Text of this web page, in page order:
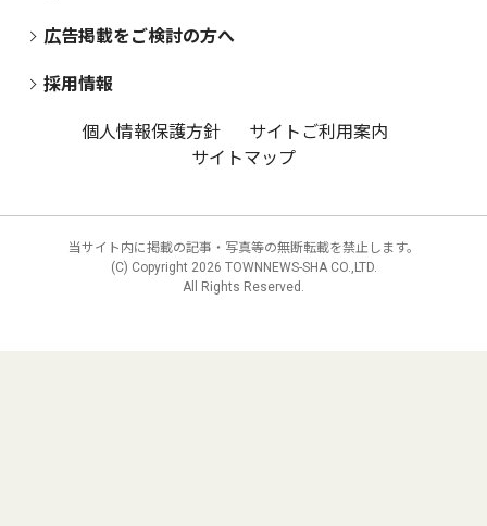
広告掲載をご検討の方へ
採用情報
個人情報保護方針
サイトご利用案内
サイトマップ
当サイト内に掲載の記事・写真等の無断転載を禁止します。
(C) Copyright 2026 TOWNNEWS-SHA CO.,LTD.
All Rights Reserved.